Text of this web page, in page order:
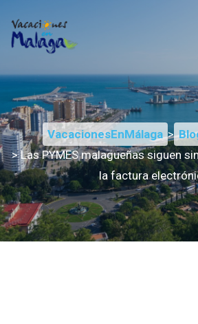
VacacionesEnMálaga >
> Las PYMES malagueñas siguen
la factura